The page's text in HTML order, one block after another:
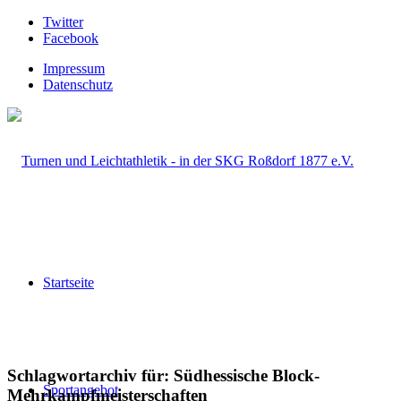
Twitter
Facebook
Impressum
Datenschutz
Startseite
Sportangebot
Schlagwortarchiv für: Südhessische Block-
Mehrkampfmeisterschaften